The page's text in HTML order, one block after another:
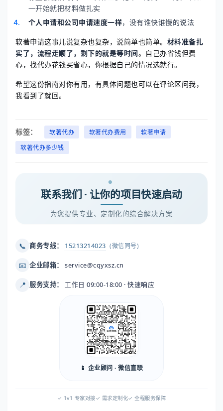
一开始就把材料做扎实
个人申请和公司申请速度一样，没有谁快谁慢的说法
软著申请这事儿说复杂也复杂，说简单也简单。 材料准备扎
实了，流程走顺了，剩下的就是等时间。自己办省钱但费
心，找代办花钱买省心，你根据自己的情况选就行。
希望这份指南对你有用，有具体问题也可以在评论区问我，
我看到了就回。
标签： 软著代办 软著代办费用
软著申请
软著代办多少钱
联系我们 · 让你的项目快速启动
为您提供专业、定制化的综合解决方案
📞 商务专线： 15213214023 (微信同号)
📧 企业邮箱： service@cqyxsz.cn
📍 服务支持： 工作日 09:00-18:00 · 快速响应
📱 企业顾问 · 微信直联
✓ 1v1 专家对接✓ 需求定制化✓ 全程服务保障